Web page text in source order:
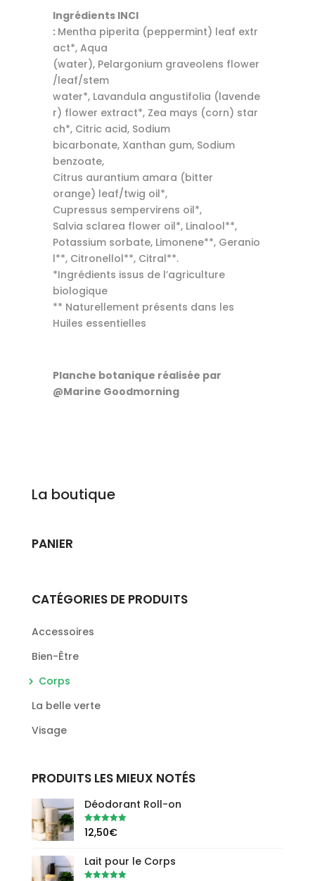
Ingrédients INCI
: Mentha piperita (peppermint) leaf extr
act*, Aqua
(water), Pelargonium graveolens flower
/leaf/stem
water*, Lavandula angustifolia (lavende
r) flower extract*, Zea mays (corn) star
ch*, Citric acid, Sodium
bicarbonate, Xanthan gum, Sodium
benzoate,
Citrus aurantium amara (bitter
orange) leaf/twig oil*,
Cupressus sempervirens oil*,
Salvia sclarea flower oil*, Linalool**,
Potassium sorbate, Limonene**, Geranio
l**, Citronellol**, Citral**.
*Ingrédients issus de l’agriculture
biologique
** Naturellement présents dans les
Huiles essentielles
Planche botanique réalisée par
@Marine Goodmorning
La boutique
PANIER
CATÉGORIES DE PRODUITS
Accessoires
Bien-Être
Corps
La belle verte
Visage
PRODUITS LES MIEUX NOTÉS
Déodorant Roll-on
Note5.00
sur 5
12,50€
Lait pour le Corps